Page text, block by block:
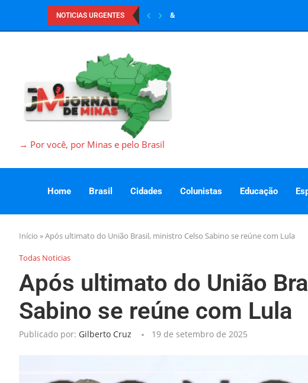
NOTICIAS URGENTES &
→ Por você, por Minas e pelo Brasil
Home Brasil Cidades Colunistas Educação
Início »Após ultimato do União Brasil, ministro Celso Sabino se reúne com Lula
Todas Noticias
Após ultimato do União
Sabino se reúne com Lula
Publicado por: Gilberto Cruz 19 de setembro de 2025